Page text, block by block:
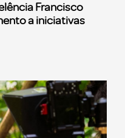
Francisco
a iniciativas